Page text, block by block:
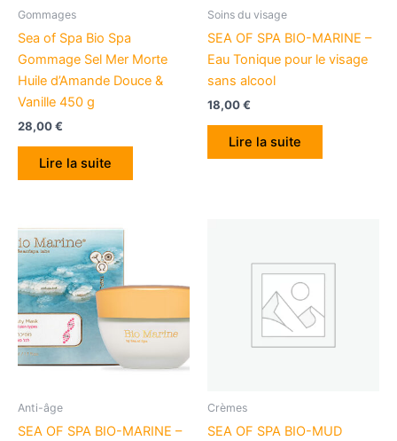
Gommages
Sea of Spa Bio Spa
Gommage Sel Mer Morte
Huile d’Amande Douce &
Vanille 450 g
28,00€
Lire la suite
Soins du visage
SEA OF SPA BIO-MARINE –
Eau Tonique pour le visage
sans alcool
18,00€
Lire la suite
Anti-âge
SEA OF SPA BIO-MARINE –
Crèmes
SEA OF SPA BIO-MUD